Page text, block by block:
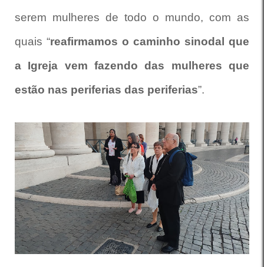
serem mulheres de todo o mundo, com as
quais “reafirmamos o caminho sinodal que
a Igreja vem fazendo das mulheres que
estão nas periferias das periferias”.